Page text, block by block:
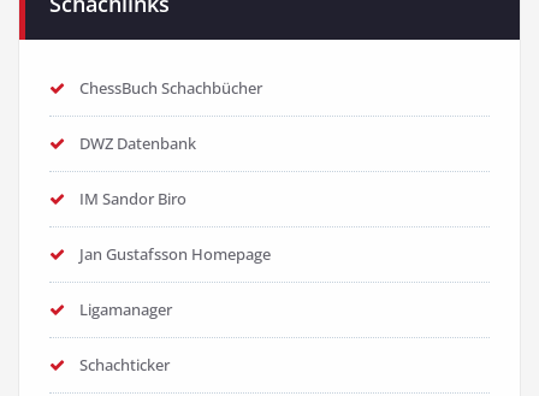
ChessBuch Schachbücher
DWZ Datenbank
IM Sandor Biro
Jan Gustafsson Homepage
Ligamanager
Schachticker